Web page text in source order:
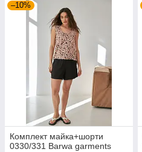
–10%
Комплект майка+шорти
0330/331 Barwa garments